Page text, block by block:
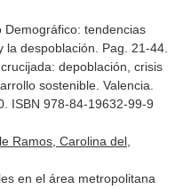
tendencias
despoblación. Pag. 21-44.
depoblación, crisis
sostenible. Valencia.
ISBN 978-84-19632-99-9
Ramos, Carolina del,
en el área metropolitana